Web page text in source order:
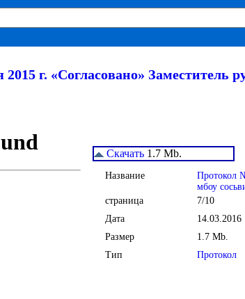
г. «Согласовано» Заместитель
Скачать 1.7 Mb.
Название
Протокол
мбоу
страница
7/10
Дата
14.03.2016
Размер
1.7 Mb.
Тип
Протокол